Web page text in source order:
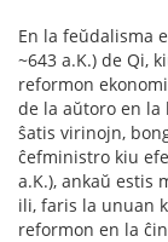
En la feŭdalisma
~643 a.K.) de Qi,
reformon
de la aŭtoro en la
ŝatis virinojn,
ĉefministro kiu
a.K.), ankaŭ estis
ili, faris la unuan
reformon en la